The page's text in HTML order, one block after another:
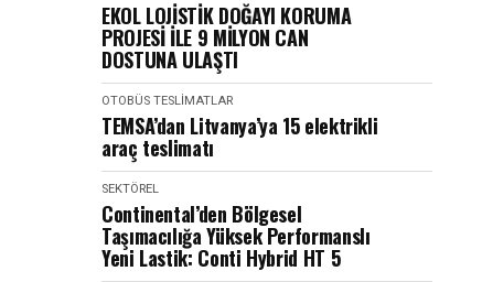
EKOL LOJİSTİK DOĞAYI KORUMA
PROJESİ İLE 9 MİLYON CAN
DOSTUNA ULAŞTI
OTOBÜS TESLIMATLAR
TEMSA’dan Litvanya’ya 15 elektrikli
araç teslimatı
SEKTÖREL
Continental’den Bölgesel
Taşımacılığa Yüksek Performanslı
Yeni Lastik: Conti Hybrid HT 5